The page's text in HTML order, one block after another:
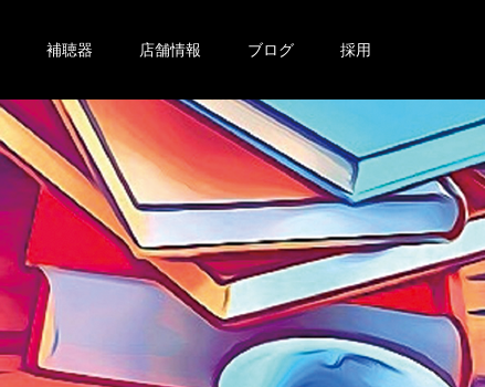
補聴器 店舗情報 ブログ 採用